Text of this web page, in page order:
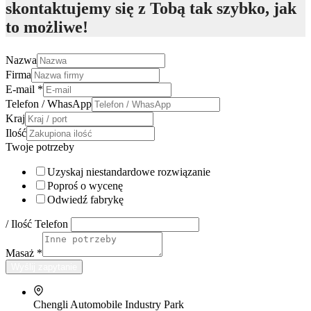
skontaktujemy się z Tobą tak szybko, jak
to możliwe!
Nazwa
Firma
E-mail *
Telefon / WhasApp
Kraj
Ilość
Twoje potrzeby
Uzyskaj niestandardowe rozwiązanie
Poproś o wycenę
Odwiedź fabrykę
/ Ilość Telefon
Masaż *
Chengli Automobile Industry Park